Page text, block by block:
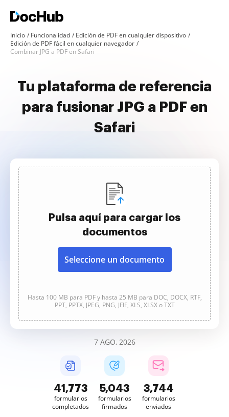
Inicio Funcionalidad
Edición de PDF en cualquier dispositivo
Edición de PDF fácil en cualquier navegador
Combinar JPG a PDF en Safari
Tu plataforma de referencia
para fusionar JPG a PDF en
Safari
Pulsa aquí para cargar los
documentos
Seleccione un documento
Hasta 100 MB para PDF y hasta 25 MB para DOC, DOCX, RTF,
PPT, PPTX, JPEG, PNG, JFIF, XLS, XLSX o TXT
7 AGO, 2026
41,773
formularios
completados
5,043
formularios
firmados
3,744
formularios
enviados